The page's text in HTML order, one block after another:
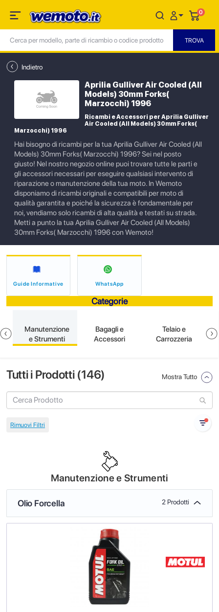
0
Indietro
Aprilia Gulliver Air Cooled (All
Models) 30mm Forks(
Marzocchi) 1996
Ricambi e Accessori per Aprilia Gulliver
Air Cooled (All Models) 30mm Forks(
Marzocchi) 1996
Hai bisogno di ricambi per la tua Aprilia Gulliver Air Cooled (All
Models) 30mm Forks( Marzocchi) 1996? Sei nel posto
giusto! Nel nostro negozio online puoi trovare tutte le parti e
gli accessori necessari per eseguire qualsiasi intervento di
riparazione o manutenzione della tua moto. In Wemoto
disponiamo di ricambi originali e compatibili per moto di
qualità garantita e poiché la sicurezza è fondamentale per
noi, vendiamo solo ricambi di alta qualità e testati su strada.
Metti a punto la tua Aprilia Gulliver Air Cooled (All Models)
30mm Forks( Marzocchi) 1996 con Wemoto!
Guide Informative WhatsApp
Categorie
Manutenzione
e Strumenti
Bagagli e
Accessori
Telaio e
Carrozzeria
Tutti i Prodotti (146) Mostra Tutto
Manutenzione e Strumenti
Olio Forcella 2 Prodotti